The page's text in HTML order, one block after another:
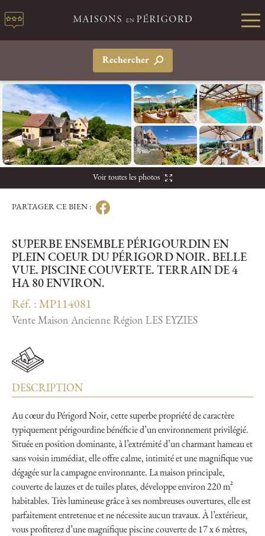
Rechercher
Voir toutes les photos
PARTAGER CE BIEN :
SUPERBE ENSEMBLE PÉRIGOURDIN EN
PLEIN COEUR DU PÉRIGORD NOIR. BELLE
VUE. PISCINE COUVERTE. TERRAIN DE 4
HA 80 ENVIRON.
Réf. : MP114081
Vente Maison Ancienne Région LES EYZIES
DESCRIPTION
Au cœur du Périgord Noir, cette superbe propriété de caractère
typiquement périgourdine bénéficie d’un environnement privilégié.
Située en position dominante, à l’extrémité d’un charmant hameau et
sans voisin immédiat, elle offre calme, intimité et une magnifique vue
dégagée sur la campagne environnante. La maison principale,
couverte de lauzes et de tuiles plates, développe environ 220 m²
habitables. Très lumineuse grâce à ses nombreuses ouvertures, elle est
parfaitement entretenue et ne nécessite aucun travaux. À l’extérieur,
vous profiterez d’une magnifique piscine couverte de 17 x 6 mètres,